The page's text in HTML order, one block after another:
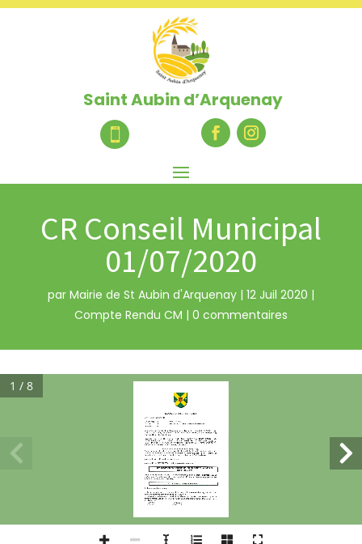
Saint Aubin d’Arquenay

CR Conseil Municipal
01/07/2020
par Mairie de St Aubin d'Arquenay| 12 Juil 2020 |
Compte Rendu CM | 0 commentaires
1 / 8